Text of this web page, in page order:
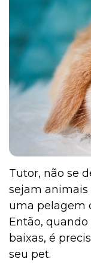
Tutor, não se
sejam
uma pelagem
Então,
baixas, é
seu pet.